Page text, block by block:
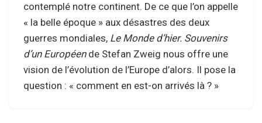
contemplé notre continent. De ce que l’on appelle
« la belle époque » aux désastres des deux
guerres mondiales, Le Monde d’hier. Souvenirs
d’un Européende Stefan Zweig nous offre une
vision de l’évolution de l’Europe d’alors. Il pose la
question : « comment en est-on arrivés là ? »